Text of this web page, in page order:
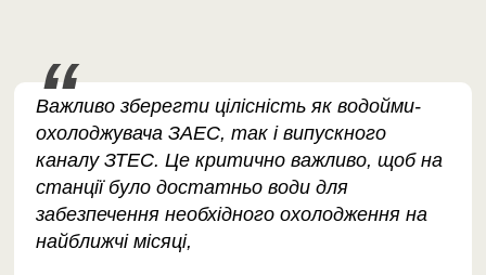
Важливо зберегти цілісність як водойми-
охолоджувача ЗАЕС, так і випускного
каналу ЗТЕС. Це критично важливо, щоб на
станції було достатньо води для
забезпечення необхідного охолодження на
найближчі місяці,